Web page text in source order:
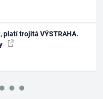
platí trojitá VÝSTRAHA.